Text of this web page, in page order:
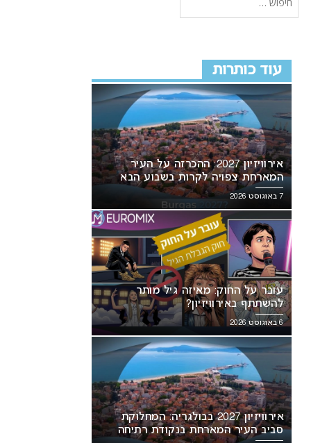
עוד כותרות
אירוויזיון 2027: ההכרזה על העיר
המארחת צפויה לקרות בשבוע הבא
7 באוגוסט 2026
עובר על החוק: מאיזה גיל מותר
להשתתף באירוויזיון?
6 באוגוסט 2026
אירוויזיון 2027 בבולגריה: המחלוקת
סביב העיר המארחת בנקודת רתיחה